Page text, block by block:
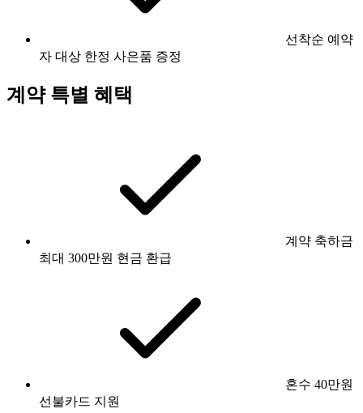
선착순 예약
자 대상 한정 사은품 증정
계약 특별 혜택
계약 축하금
최대 300만원 현금 환급
혼수 40만원
선불카드 지원